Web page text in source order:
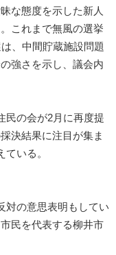
な態度を示した新人
これまで無風の選挙
、中間貯蔵施設問題
強さを示し、議会内
の会が2月に再度提
決結果に注目が集ま
いる。
の意思表明もしてい
民を代表する柳井市